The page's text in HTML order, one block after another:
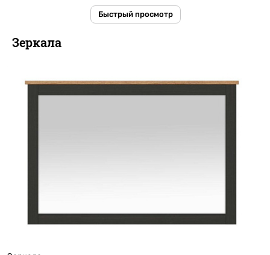
Быстрый просмотр
Зеркала